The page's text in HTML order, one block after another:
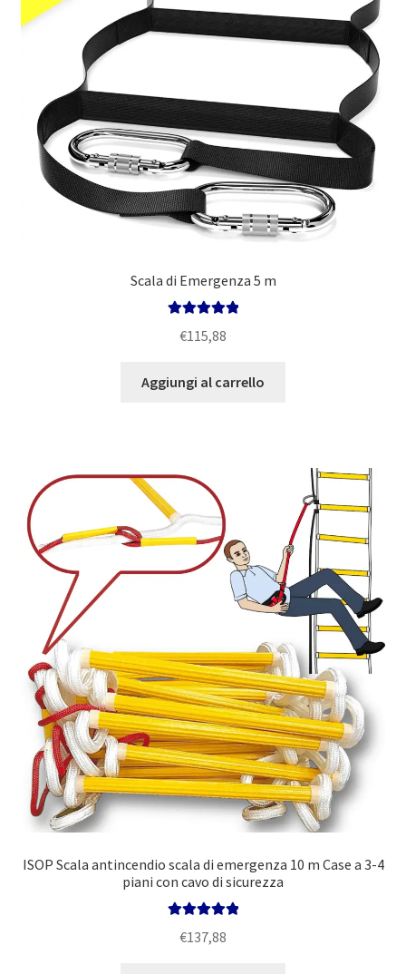
Scala di Emergenza 5 m
su 5
€115,88
Aggiungi al carrello
ISOP Scala antincendio scala di emergenza 10 m Case a 3-4
piani con cavo di sicurezza
su 5
€137,88